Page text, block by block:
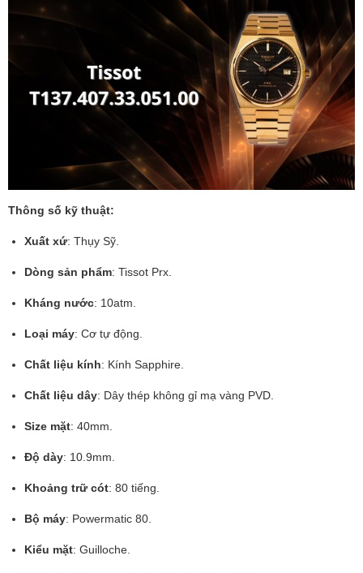
Thông số kỹ thuật:
Xuất xứ: Thụy Sỹ.
Dòng sản phẩm: Tissot Prx.
Kháng nước: 10atm.
Loại máy: Cơ tự động.
Chất liệu kính: Kính Sapphire.
Chất liệu dây: Dây thép không gỉ mạ vàng PVD.
Size mặt: 40mm.
Độ dày: 10.9mm.
Khoảng trữ cót: 80 tiếng.
Bộ máy: Powermatic 80.
Kiểu mặt: Guilloche.